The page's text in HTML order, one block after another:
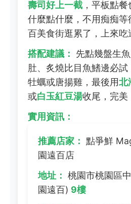
壽司好上一截 ，平板點
什麼點什麼，不用痴痴等
百美食街逛累了，上來吃
搭配建議：
先點幾盤生
肚、炙燒比目魚鰭邊必
牡蠣或唐揚雞，最後用北
或白玉紅豆湯收尾，完美
實用資訊：
推薦店家： 點爭鮮
園遠百店
地址： 桃園市桃園區
園遠百) 9樓